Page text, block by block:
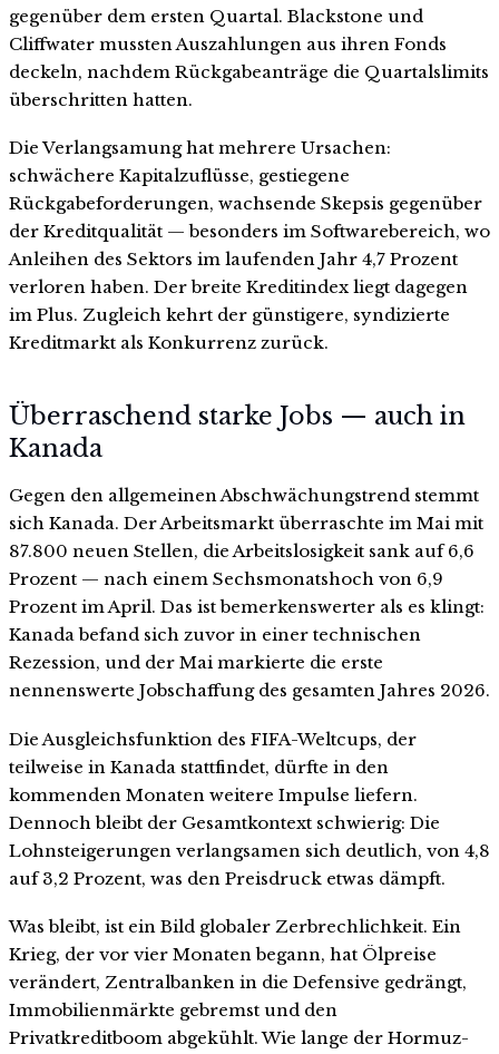
gegenüber dem ersten Quartal. Blackstone und
Cliffwater mussten Auszahlungen aus ihren Fonds
deckeln, nachdem Rückgabeanträge die Quartalslimits
überschritten hatten.
Die Verlangsamung hat mehrere Ursachen:
schwächere Kapitalzuflüsse, gestiegene
Rückgabeforderungen, wachsende Skepsis gegenüber
der Kreditqualität — besonders im Softwarebereich, wo
Anleihen des Sektors im laufenden Jahr 4,7 Prozent
verloren haben. Der breite Kreditindex liegt dagegen
im Plus. Zugleich kehrt der günstigere, syndizierte
Kreditmarkt als Konkurrenz zurück.
Überraschend starke Jobs — auch in
Kanada
Gegen den allgemeinen Abschwächungstrend stemmt
sich Kanada. Der Arbeitsmarkt überraschte im Mai mit
87.800 neuen Stellen, die Arbeitslosigkeit sank auf 6,6
Prozent — nach einem Sechsmonatshoch von 6,9
Prozent im April. Das ist bemerkenswerter als es klingt:
Kanada befand sich zuvor in einer technischen
Rezession, und der Mai markierte die erste
nennenswerte Jobschaffung des gesamten Jahres 2026.
Die Ausgleichsfunktion des FIFA-Weltcups, der
teilweise in Kanada stattfindet, dürfte in den
kommenden Monaten weitere Impulse liefern.
Dennoch bleibt der Gesamtkontext schwierig: Die
Lohnsteigerungen verlangsamen sich deutlich, von 4,8
auf 3,2 Prozent, was den Preisdruck etwas dämpft.
Was bleibt, ist ein Bild globaler Zerbrechlichkeit. Ein
Krieg, der vor vier Monaten begann, hat Ölpreise
verändert, Zentralbanken in die Defensive gedrängt,
Immobilienmärkte gebremst und den
Privatkreditboom abgekühlt. Wie lange der Hormuz-